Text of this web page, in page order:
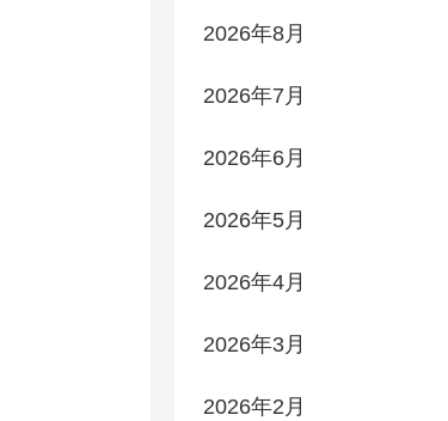
2026年8月
2026年7月
2026年6月
2026年5月
2026年4月
2026年3月
2026年2月